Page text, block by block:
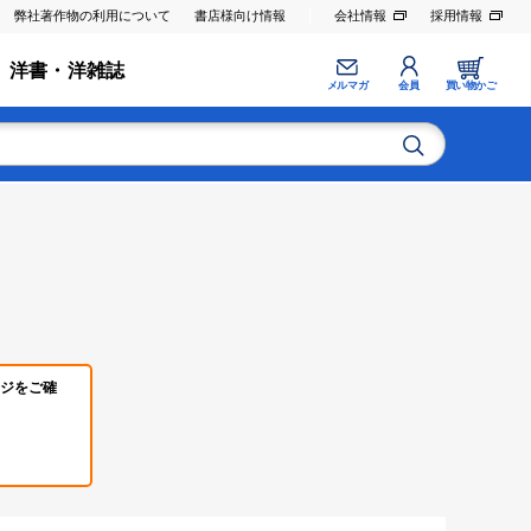
弊社著作物の利用について 書店様向け情報 会社情報 採用情報
洋書・洋雑誌
メルマガ 会員 買い物かご
をご確